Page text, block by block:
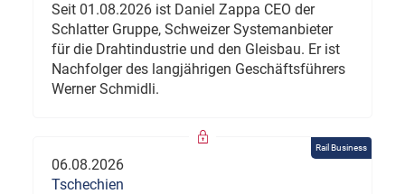
Seit 01.08.2026 ist Daniel Zappa CEO der
Schlatter Gruppe, Schweizer Systemanbieter
für die Drahtindustrie und den Gleisbau. Er ist
Nachfolger des langjährigen Geschäftsführers
Werner Schmidli.
Rail Business
06.08.2026
Tschechien